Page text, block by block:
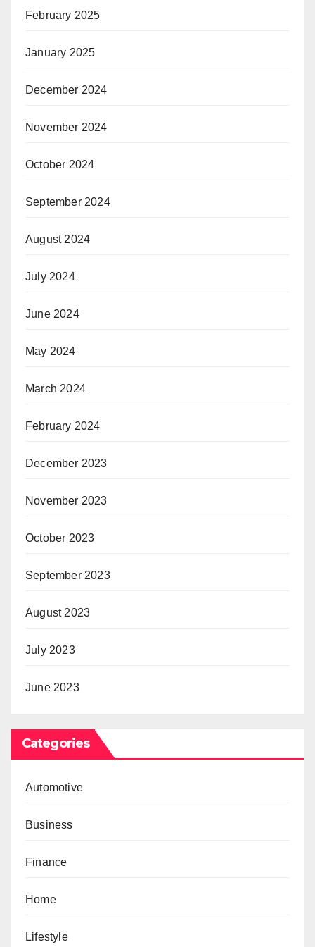
February 2025
January 2025
December 2024
November 2024
October 2024
September 2024
August 2024
July 2024
June 2024
May 2024
March 2024
February 2024
December 2023
November 2023
October 2023
September 2023
August 2023
July 2023
June 2023
Categories
Automotive
Business
Finance
Home
Lifestyle